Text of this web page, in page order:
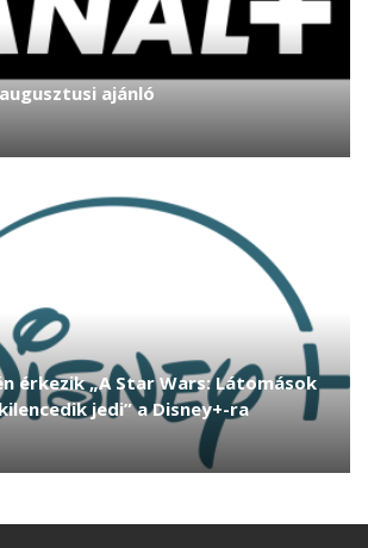
ajánló
érkezik „A Star Wars: Látomások
jedi” a Disney+-ra